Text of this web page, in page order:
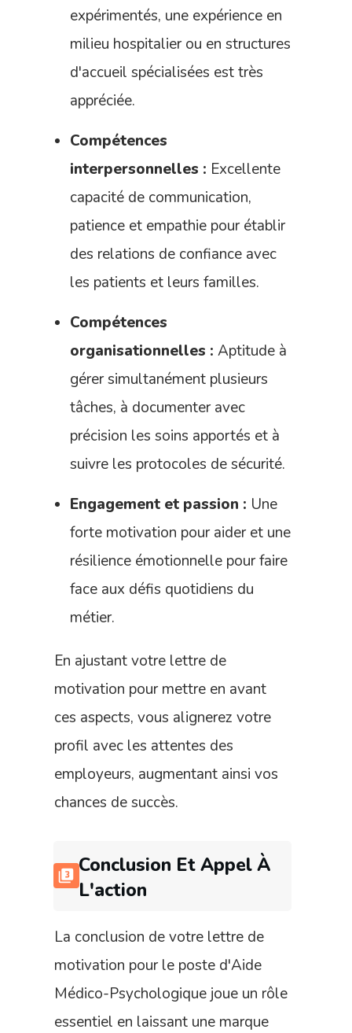
expérimentés, une expérience en
milieu hospitalier ou en structures
d'accueil spécialisées est très
appréciée.
Compétences
interpersonnelles : Excellente
capacité de communication,
patience et empathie pour établir
des relations de confiance avec
les patients et leurs familles.
Compétences
organisationnelles : Aptitude à
gérer simultanément plusieurs
tâches, à documenter avec
précision les soins apportés et à
suivre les protocoles de sécurité.
Engagement et passion : Une
forte motivation pour aider et une
résilience émotionnelle pour faire
face aux défis quotidiens du
métier.
En ajustant votre lettre de
motivation pour mettre en avant
ces aspects, vous alignerez votre
profil avec les attentes des
employeurs, augmentant ainsi vos
chances de succès.
Conclusion Et Appel À
L'action
La conclusion de votre lettre de
motivation pour le poste d'Aide
Médico-Psychologique joue un rôle
essentiel en laissant une marque